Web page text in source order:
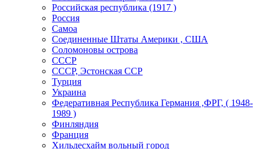
Российская республика (1917 )
Россия
Самоа
Соединенные Штаты Америки , США
Соломоновы острова
СССР
СССР, Эстонская ССР
Турция
Украина
Федеративная Республика Германия ,ФРГ, ( 1948-
1989 )
Финляндия
Франция
Хильдесхайм вольный город